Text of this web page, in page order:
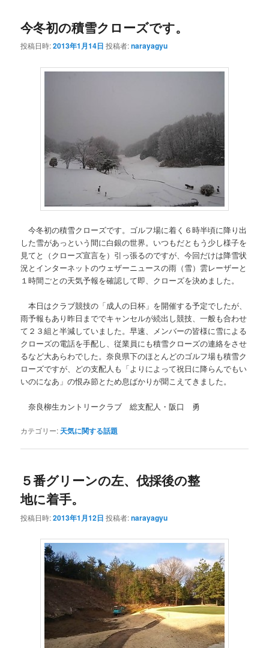
今冬初の積雪クローズです。
投稿日時:2013年1月14日 投稿者:narayagyu
今冬初の積雪クローズです。ゴルフ場に着く６時半頃に降り出
した雪があっという間に白銀の世界。いつもだともう少し様子を
見てと（クローズ宣言を）引っ張るのですが、今回だけは降雪状
況とインターネットのウェザーニュースの雨（雪）雲レーザーと
１時間ごとの天気予報を確認して即、クローズを決めました。
本日はクラブ競技の「成人の日杯」を開催する予定でしたが、
雨予報もあり昨日まででキャンセルが続出し競技、一般も合わせ
て２３組と半減していました。早速、メンバーの皆様に雪による
クローズの電話を手配し、従業員にも積雪クローズの連絡をさせ
るなど大あらわでした。奈良県下のほとんどのゴルフ場も積雪ク
ローズですが、どの支配人も「よりによって祝日に降らんでもい
いのになあ」の恨み節とため息ばかりが聞こえてきました。
奈良柳生カントリークラブ 総支配人・阪口 勇
カテゴリー: 天気に関する話題
５番グリーンの左、伐採後の整
地に着手。
投稿日時:2013年1月12日 投稿者:narayagyu